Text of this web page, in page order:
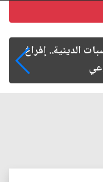
إلى المواطنة